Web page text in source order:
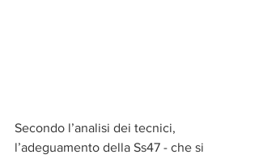
Secondo l’analisi dei tecnici,
l’adeguamento della Ss47 - che si